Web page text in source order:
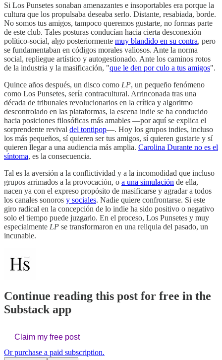
Si Los Punsetes sonaban amenazantes e insoportables era porque la
cultura que los propulsaba deseaba serlo. Distante, resabiada, borde.
No somos tus amigos, tampoco queremos gustarte, no formas parte
de este club. Tales posturas conducían hacia cierta desconexión
político-social, algo posteriormente muy blandido en su contra, pero
se fundamentaban en códigos morales valiosos. Ante la norma
social, repliegue artístico y autogestionado. Ante los caminos rotos
de la industria y la masificación, "que le den por culo a tus amigos".
Quince años después, un disco como LP, un pequeño fenómeno
como Los Punsetes, sería contracultural. Arrinconada tras una
década de tribunales revolucionarios en la crítica y algoritmo
descontrolado en las plataformas, la escena indie se ha conducido
hacia posiciones filosóficas más amables —por aquí se explica el
sorprendente revival del tontipop—. Hoy los grupos indies, incluso
los más pequeños, sí quieren ser tus amigos, sí quieren gustarte y sí
quieren llegar a una audiencia más amplia. Carolina Durante no es el
síntoma, es la consecuencia.
Tal es la aversión a la conflictividad y a la incomodidad que incluso
grupos arrimados a la provocación, o a una simulación de ella,
nacen ya con el expreso propósito de masificarse y agradar a todos
los canales sonoros y sociales. Nadie quiere confrontarse. Si este
giro radical en la concepción de lo indie ha sido positivo o negativo
solo el tiempo puede juzgarlo. En el proceso, Los Punsetes y muy
especialmente LP se transformaron en una reliquia del pasado, un
incunable.
Continue reading this post for free in the
Substack app
Claim my free post
Or purchase a paid subscription.